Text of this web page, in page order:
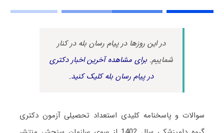
در این روزها در پیام رسان بله در کنار
شماییم.برای مشاهده آخرین اخبار دکتری
در پیام رسان بله کلیک کنید.
سوالات و پاسخنامه کلیدی استعداد تحصیلی آزمون دکتری